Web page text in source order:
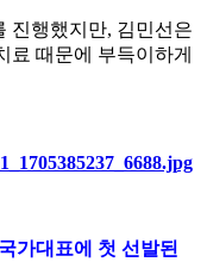
진행했지만, 김민선은
료 때문에 부득이하게
국가대표에 첫 선발된